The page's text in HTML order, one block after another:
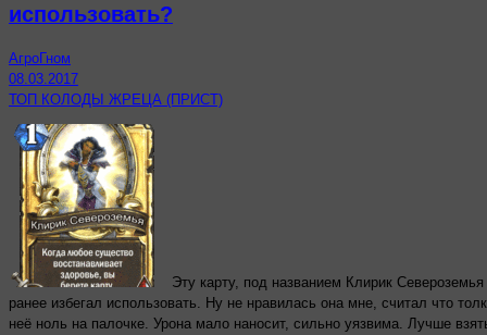
использовать?
АгроГном
08.03.2017
ТОП КОЛОДЫ ЖРЕЦА (ПРИСТ)
Эту карту, под названием Клирик
ранее избегал использовать. Ну не нравилась она мне, считал что
неё ноль на палочке. Урона мало наносит, сильно уязвима. Лучше